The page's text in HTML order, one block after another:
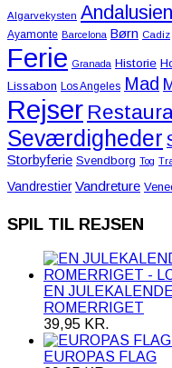
Algarvekysten Andalusien
Ayamonte Barcelona Børn Cadiz
Ferie Granada Historie
Lissabon Los Angeles Mad
Rejser
Seværdigheder
Storbyferie Svendborg Tog
Vandrestier Vandreture
SPIL TIL REJSEN
EN
ROMERRIGET
39,95 KR.
EUROPAS FLAG